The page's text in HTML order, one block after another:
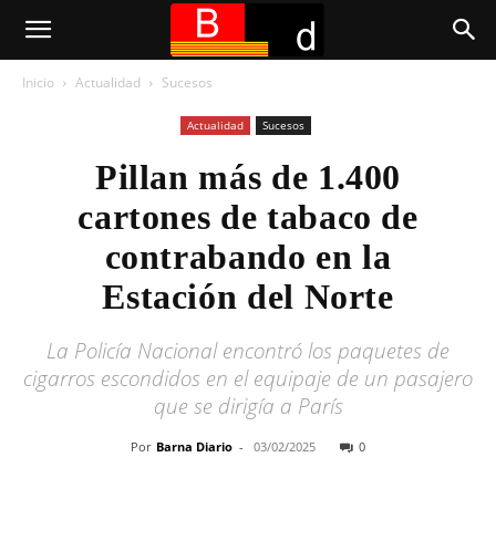
Inicio Actualidad Sucesos
Actualidad Sucesos
Pillan más de 1.400
cartones de tabaco de
contrabando en la
Estación del Norte
La Policía Nacional encontró los paquetes de
cigarros escondidos en el equipaje de un pasajero
que se dirigía a París
Por Barna Diario - 03/02/2025 0